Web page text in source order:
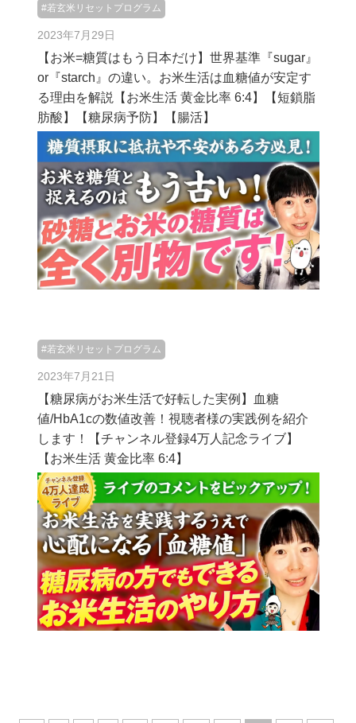
#若玄米リセットプログラム
2023年7月29日
【お米=糖質はもう日本だけ】世界基準『sugar』
or『starch』の違い。お米生活は血糖値が安定す
る理由を解説【お米生活 黄金比率 6:4】【短鎖脂
肪酸】【糖尿病予防】【腸活】
#若玄米リセットプログラム
2023年7月21日
【糖尿病がお米生活で好転した実例】血糖
値/HbA1cの数値改善！視聴者様の実践例を紹介
します！【チャンネル登録4万人記念ライブ】
【お米生活 黄金比率 6:4】